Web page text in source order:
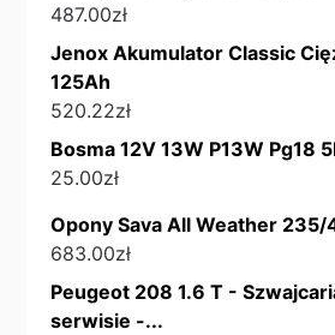
487.00zł
Jenox Akumulator Classic
125Ah
520.22zł
Bosma 12V 13W P13W Pg18
25.00zł
Opony Sava All Weather 235/
683.00zł
Peugeot 208 1.6 T -
serwisie -...